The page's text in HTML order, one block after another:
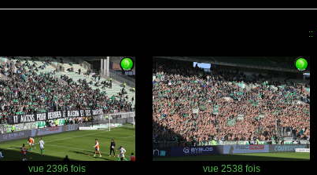
::
vue 2396 fois vue 2538 fois